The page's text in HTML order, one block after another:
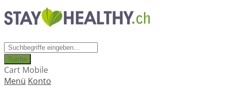
Suche
Cart Mobile
Menü Konto